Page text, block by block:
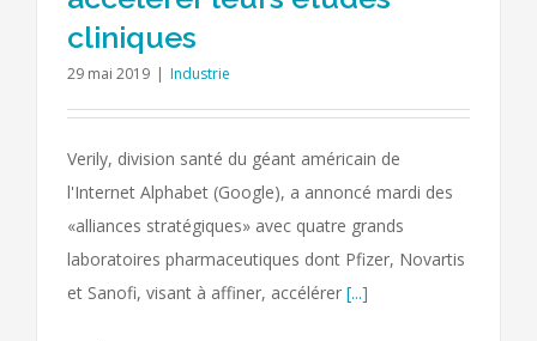
cliniques
29 mai 2019 | Industrie
Verily, division santé du géant américain de
l'Internet Alphabet (Google), a annoncé mardi des
«alliances stratégiques» avec quatre grands
laboratoires pharmaceutiques dont Pfizer, Novartis
et Sanofi, visant à affiner, accélérer [...]